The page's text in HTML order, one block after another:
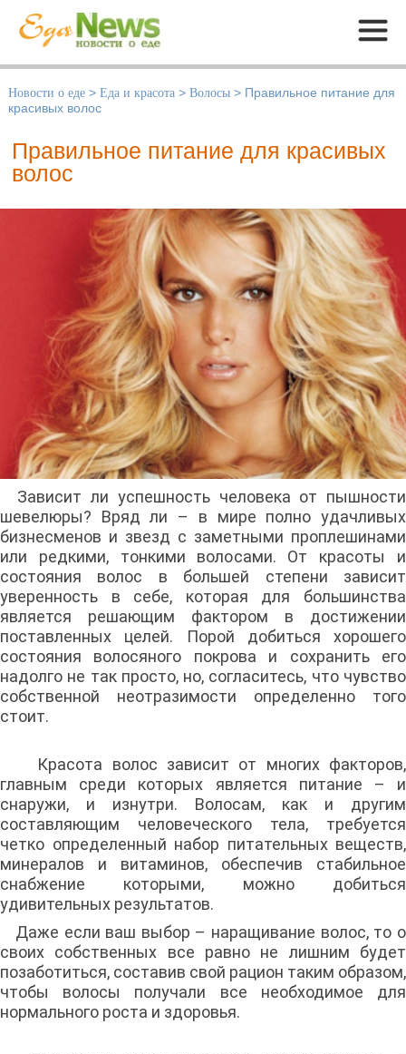
Меню
Новости о еде > Еда и красота > Волосы > Правильное питание для
красивых волос
Правильное питание для красивых
волос
Зависит ли успешность человека от пышности
шевелюры? Вряд ли – в мире полно удачливых
бизнесменов и звезд с заметными проплешинами
или редкими, тонкими волосами. От красоты и
состояния волос в большей степени зависит
уверенность в себе, которая для большинства
является решающим фактором в достижении
поставленных целей. Порой добиться хорошего
состояния волосяного покрова и сохранить его
надолго не так просто, но, согласитесь, что чувство
собственной неотразимости определенно того
стоит.
Красота волос зависит от многих факторов,
главным среди которых является питание – и
снаружи, и изнутри. Волосам, как и другим
составляющим человеческого тела, требуется
четко определенный набор питательных веществ,
минералов и витаминов, обеспечив стабильное
снабжение которыми, можно добиться
удивительных результатов.
Даже если ваш выбор – наращивание волос, то о
своих собственных все равно не лишним будет
позаботиться, составив свой рацион таким образом,
чтобы волосы получали все необходимое для
нормального роста и здоровья.